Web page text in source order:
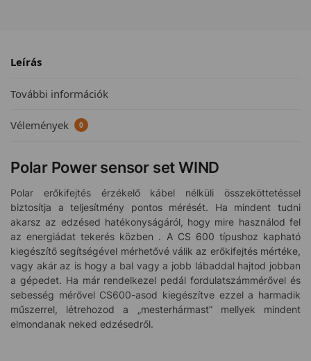
Leírás
További információk
Vélemények 0
Polar Power sensor set WIND
Polar erőkifejtés érzékelő kábel nélküli összeköttetéssel
biztosítja a teljesítmény pontos mérését. Ha mindent tudni
akarsz az edzésed hatékonyságáról, hogy mire használod fel
az energiádat tekerés közben . A CS 600 típushoz kapható
kiegészítő segítségével mérhetővé válik az erőkifejtés mértéke,
vagy akár az is hogy a bal vagy a jobb lábaddal hajtod jobban
a gépedet. Ha már rendelkezel pedál fordulatszámmérővel és
sebesség mérővel CS600-asod kiegészítve ezzel a harmadik
műszerrel, létrehozod a „mesterhármast” mellyek mindent
elmondanak neked edzésedről.